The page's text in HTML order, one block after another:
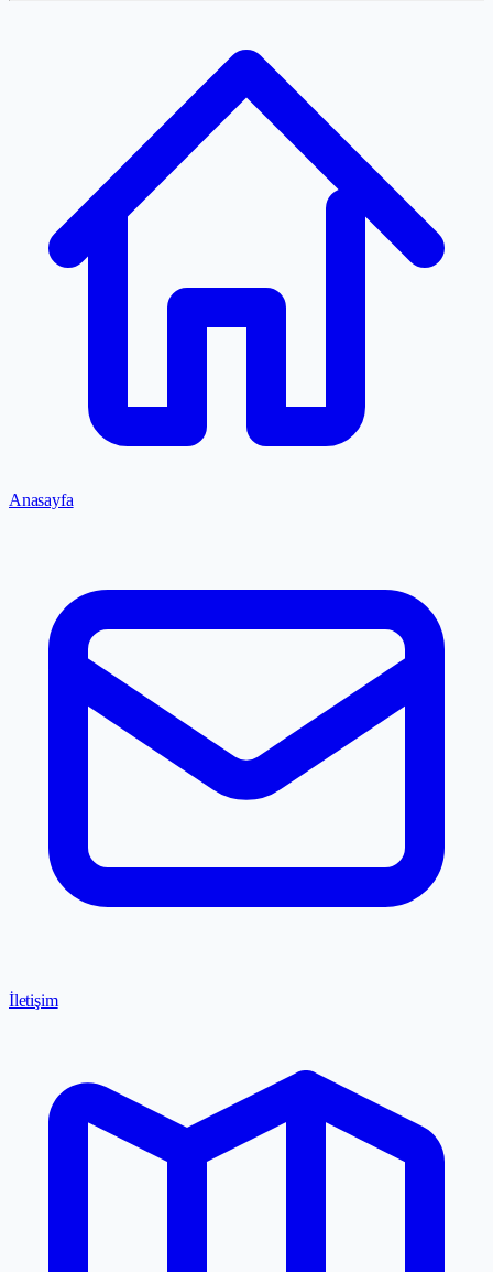
Anasayfa
İletişim